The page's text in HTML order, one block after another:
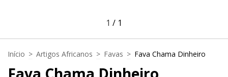
1 / 1
Início > Artigos Africanos > Favas > Fava Chama Dinheiro